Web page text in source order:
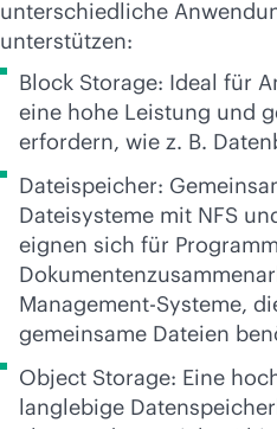
unterschiedliche
unterstützen:
Block Storage: Ideal für
eine hohe Leistung und
erfordern, wie z. B.
Dateispeicher:
Dateisysteme mit NFS
eignen sich für
Management-Systeme,
gemeinsame Dateien
Object Storage: Eine
langlebige